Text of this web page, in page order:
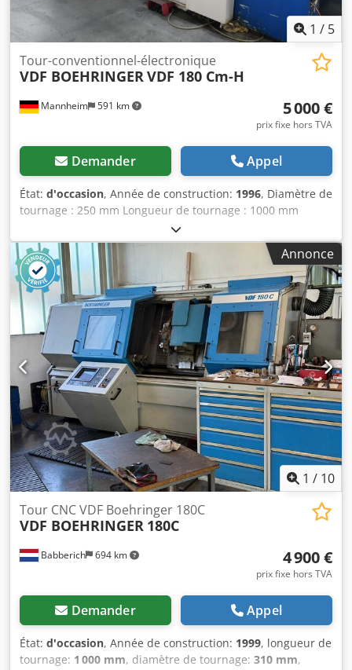
1 / 5
Mannheim 591 km
Tour-conventionnel-électronique
VDF BOEHRINGERVDF 180 Cm-H
5 000 €
prix fixe hors TVA
Demander Appel
État: d'occasion, Année de construction: 1996, Diamètre de
tournage : 250 mm Longueur de tournage : 1000 mm
Commande : commande numérique Philips Poids de la
machine : environ 8 tonnes Commande numérique Philips
Course de l'axe X : 295 mm / Course de l'axe Y : 295 mm
Distance entre les pointes : 1000 mm Diamètre maximal
sur le chariot : Ø 310 mm Crodpfx Aboyan R Askef
Diamètre maximal en tournage : Ø 250 mm Vitesse de
rotation maximale : 4500 tr/min Diamètre de l'alésage de la
broche : Ø 78 mm Tourelle à 8 outils Poids : environ 8
tonnes
Annonce
1 / 10
Babberich 694 km
Tour CNC VDF Boehringer 180C
VDF BOEHRINGER 180C
4 900 €
prix fixe hors TVA
Demander Appel
État: d'occasion, Année de construction: 1999, longueur de
tournage: 1 000 mm, diamètre de tournage: 310 mm,